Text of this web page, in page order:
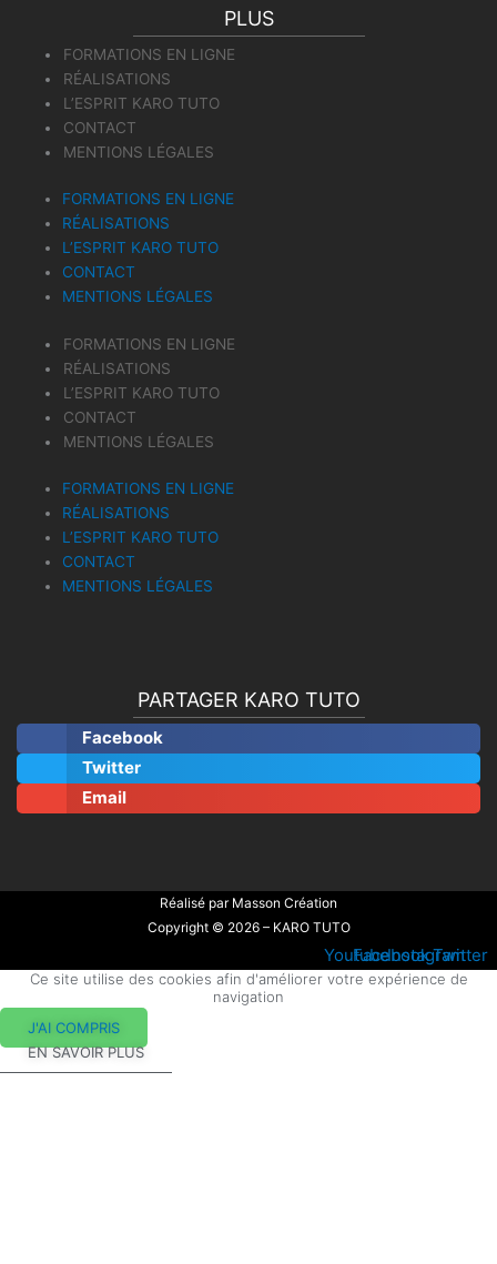
PLUS
FORMATIONS EN LIGNE
RÉALISATIONS
L’ESPRIT KARO TUTO
CONTACT
MENTIONS LÉGALES
FORMATIONS EN LIGNE
RÉALISATIONS
L’ESPRIT KARO TUTO
CONTACT
MENTIONS LÉGALES
FORMATIONS EN LIGNE
RÉALISATIONS
L’ESPRIT KARO TUTO
CONTACT
MENTIONS LÉGALES
FORMATIONS EN LIGNE
RÉALISATIONS
L’ESPRIT KARO TUTO
CONTACT
MENTIONS LÉGALES
PARTAGER KARO TUTO
Facebook
Twitter
Email
Réalisé par Masson Création
Copyright © 2026 – KARO TUTO
Youtube
Facebook
Instagram
Twitter
Ce site utilise des cookies afin d'améliorer votre expérience de
navigation
J'AI COMPRIS
EN SAVOIR PLUS